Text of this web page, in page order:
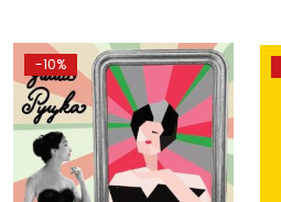
-10%